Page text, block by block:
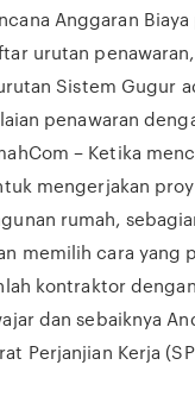
Anggaran
urutan
Sistem Gugur
penawaran
– Ketika
mengerjakan
rumah,
memilih cara yang
kontraktor
dan sebaiknya
Perjanjian Kerja